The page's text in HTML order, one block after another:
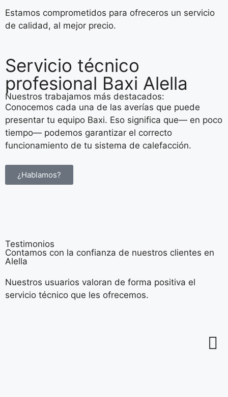
Estamos comprometidos para ofreceros un servicio
de calidad, al mejor precio.
Servicio técnico
profesional Baxi Alella
Nuestros trabajamos más destacados:
Conocemos cada una de las averías que puede
presentar tu equipo Baxi. Eso significa que— en poco
tiempo— podemos garantizar el correcto
funcionamiento de tu sistema de calefacción.
¿Hablamos?
Testimonios
Contamos con la confianza de nuestros clientes en
Alella
Nuestros usuarios valoran de forma positiva el
servicio técnico que les ofrecemos.